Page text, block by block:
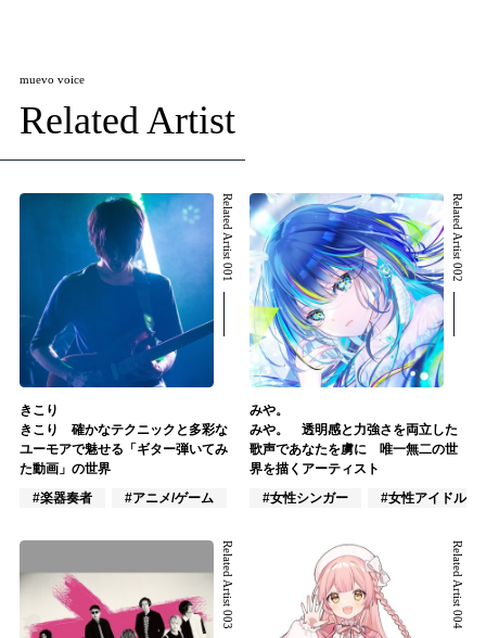
muevo voice
Related Artist
Related Artist 001
きこり
きこり 確かなテクニックと多彩な
ユーモアで魅せる「ギター弾いてみ
た動画」の世界
#楽器奏者
#アニメ/ゲーム
Related Artist 002
みや。
みや。 透明感と力強さを両立した
歌声であなたを虜に 唯一無二の世
界を描くアーティスト
#女性シンガー
#女性アイドル
Related Artist 003 Related Artist 004